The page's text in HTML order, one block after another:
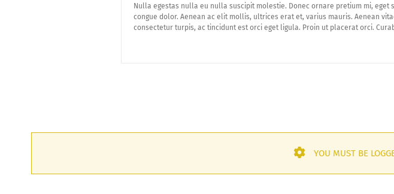
Nulla egestas nulla eu nulla suscipit molestie. Donec ornare pretium mi,
congue dolor. Aenean ac elit mollis, ultrices erat et, varius mauris. Aenean
consectetur turpis, ac tincidunt est orci eget ligula. Proin ut placerat orci.
YOU MUST BE